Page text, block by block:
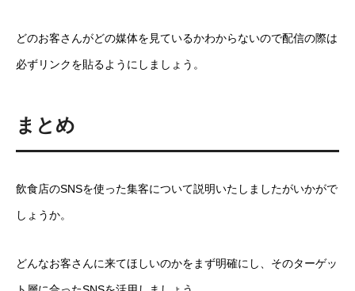
どのお客さんがどの媒体を見ているかわからないので配信の際は
必ずリンクを貼るようにしましょう。
まとめ
飲食店のSNSを使った集客について説明いたしましたがいかがで
しょうか。
どんなお客さんに来てほしいのかをまず明確にし、そのターゲッ